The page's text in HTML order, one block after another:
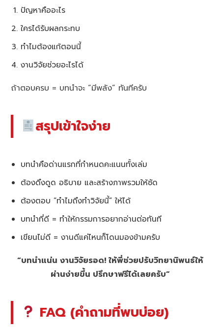
ปัญหาคืออะไร
ใครได้รับผลกระทบ
ทำไมต้องแก้ตอนนี้
งานวิจัยช่วยอะไรได้
ถ้าตอบครบ = บทนำจะ “มีพลัง” ทันทีครับ
สรุปเข้าใจง่าย
บทนำคือด่านแรกที่กำหนดคะแนนทั้งเล่ม
ต้องดึงดูด อธิบาย และสร้างภาพรวมให้ชัด
ต้องตอบ “ทำไมถึงทำวิจัยนี้” ให้ได้
บทนำที่ดี = ทำให้กรรมการอยากอ่านต่อทันที
เขียนไม่ดี = งานดีแค่ไหนก็โดนมองข้ามครับ
“บทนำแน่น งานวิจัยรอด! ให้พี่ช่วยปรับวิทยานิพนธ์ให้
ผ่านง่ายขึ้น ปรึกษาฟรีได้เลยครับ”
FAQ (คำถามที่พบบ่อย)